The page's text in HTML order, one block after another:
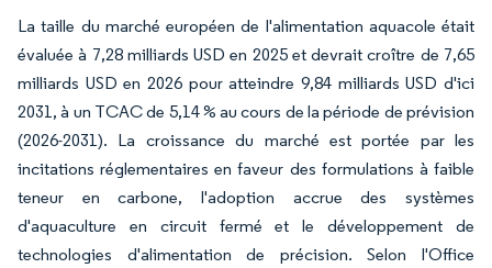
La taille du marché européen de l'alimentation aquacole était
évaluée à 7,28 milliards USD en 2025 et devrait croître de 7,65
milliards USD en 2026 pour atteindre 9,84 milliards USD d'ici
2031, à un TCAC de 5,14 % au cours de la période de prévision
(2026-2031). La croissance du marché est portée par les
incitations réglementaires en faveur des formulations à faible
teneur en carbone, l'adoption accrue des systèmes
d'aquaculture en circuit fermé et le développement de
technologies d'alimentation de précision. Selon l'Office